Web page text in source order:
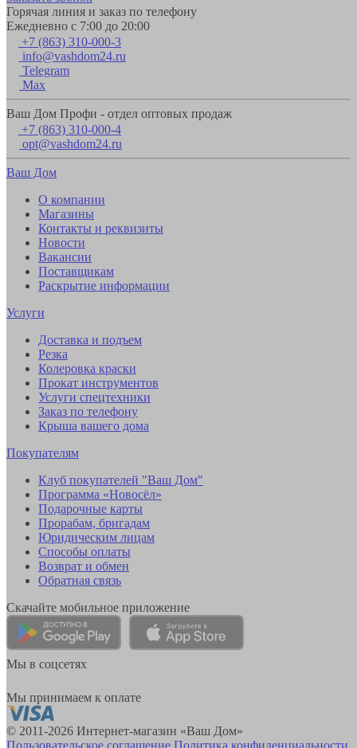
Горячая линия и заказ по телефону
Ежедневно с 7:00 до 20:00
+7 (863) 310-000-3
info@vashdom24.ru
Telegram
Max
Ваш Дом Профи - отдел оптовых продаж
+7 (863) 310-000-4
opt@vashdom24.ru
Ваш Дом
О компании
Магазины
Контакты и реквизиты
Новости
Вакансии
Поставщикам
Раскрытие информации
Услуги
Доставка и подъем
Резка
Колеровка краски
Прокат инструментов
Услуги спецтехники
Заказ по телефону
Крыша вашего дома
Покупателям
Клуб покупателей "Ваш Дом"
Программа «Новосёл»
Подарочные карты
Прорабам, бригадам
Юридическим лицам
Способы оплаты
Возврат и обмен
Обратная связь
Скачайте мобильное приложение
Мы в соцсетях
Мы принимаем к оплате
© 2011-2026 Интернет-магазин «Ваш Дом»